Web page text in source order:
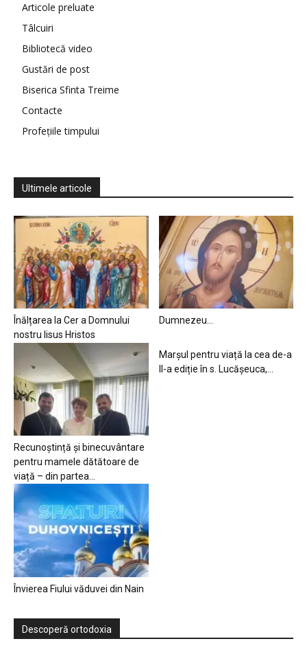
Articole preluate
Tâlcuiri
Bibliotecă video
Gustări de post
Biserica Sfinta Treime
Contacte
Profețiile timpului
Ultimele articole
Înălțarea la Cer a Domnului
nostru Iisus Hristos
Dumnezeu…
Recunoștință și binecuvântare
pentru mamele dătătoare de
viață – din partea...
Marșul pentru viață la cea de-a
II-a ediție în s. Lucășeuca,...
Învierea Fiului văduvei din Nain
Descoperă ortodoxia